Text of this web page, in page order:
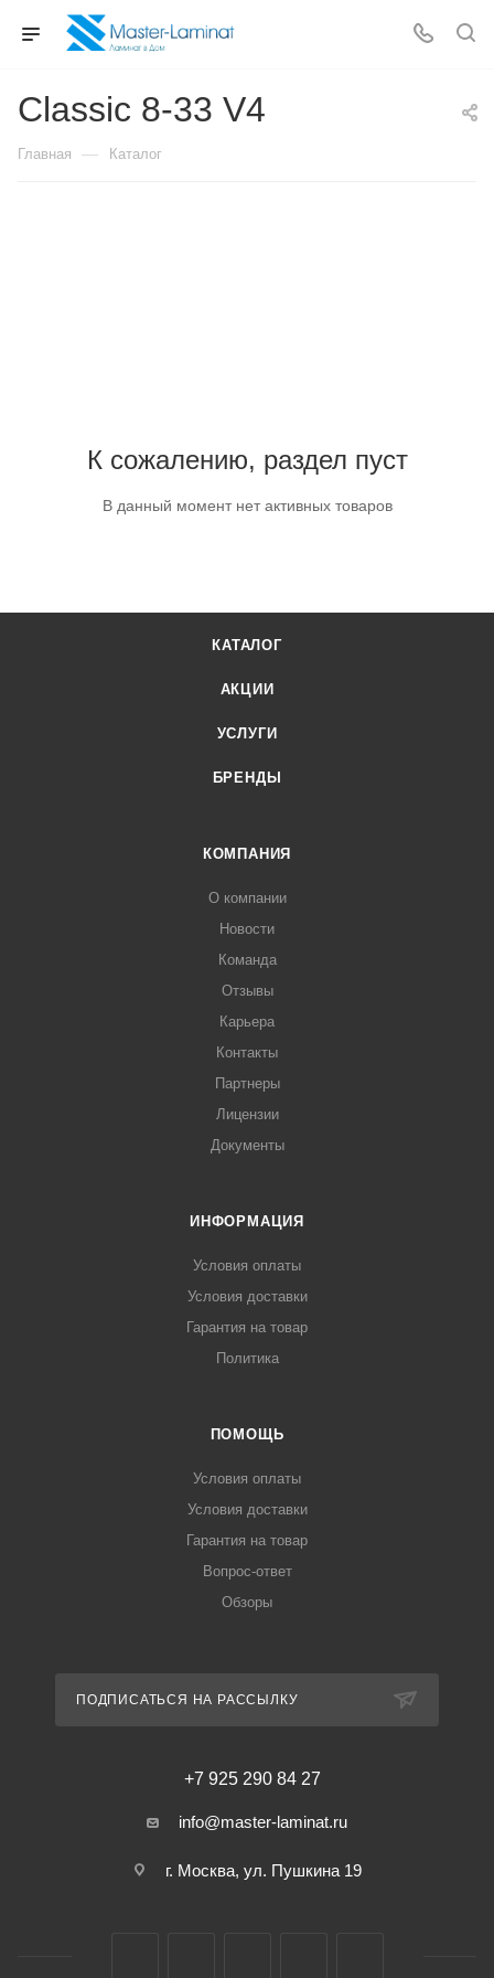
Classic 8-33 V4
Главная — Каталог
К сожалению, раздел пуст
В данный момент нет активных товаров
КАТАЛОГ
АКЦИИ
УСЛУГИ
БРЕНДЫ
КОМПАНИЯ
О компании
Новости
Команда
Отзывы
Карьера
Контакты
Партнеры
Лицензии
Документы
ИНФОРМАЦИЯ
Условия оплаты
Условия доставки
Гарантия на товар
Политика
ПОМОЩЬ
Условия оплаты
Условия доставки
Гарантия на товар
Вопрос-ответ
Обзоры
ПОДПИСАТЬСЯ НА РАССЫЛКУ
+7 925 290 84 27
info@master-laminat.ru
г. Москва, ул. Пушкина 19